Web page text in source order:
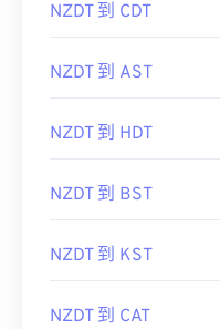
NZDT 到 CDT
NZDT 到 AST
NZDT 到 HDT
NZDT 到 BST
NZDT 到 KST
NZDT 到 CAT